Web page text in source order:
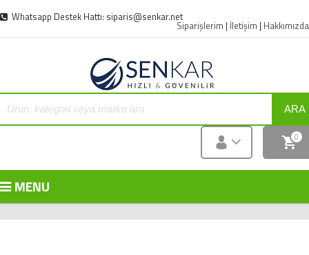
Whatsapp Destek Hattı: siparis@senkar.net
Siparişlerim | İletişim | Hakkımızda
ARA
0
MENU